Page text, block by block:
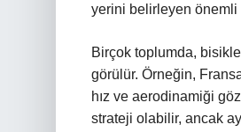
yerini belirleyen önemli
Birçok toplumda,
görülür. Örneğin,
hız ve aerodinamiği
strateji olabilir, ancak